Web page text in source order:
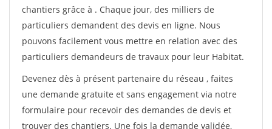
chantiers grâce à . Chaque jour, des milliers de
particuliers demandent des devis en ligne. Nous
pouvons facilement vous mettre en relation avec des
particuliers demandeurs de travaux pour leur Habitat.
Devenez dès à présent partenaire du réseau , faites
une demande gratuite et sans engagement via notre
formulaire pour recevoir des demandes de devis et
trouver des chantiers. Une fois la demande validée,